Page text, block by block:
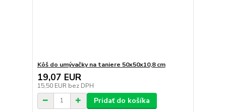
Kôš do umývačky na taniere 50x50x10,8 cm
19,07 EUR
15,50 EUR bez DPH
Pridať do košíka